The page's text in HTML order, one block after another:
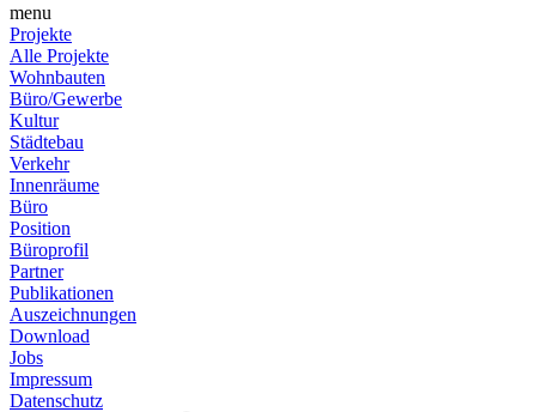
menu
Projekte
Alle Projekte
Wohnbauten
Büro/Gewerbe
Kultur
Städtebau
Verkehr
Innenräume
Büro
Position
Büroprofil
Partner
Publikationen
Auszeichnungen
Download
Jobs
Impressum
Datenschutz